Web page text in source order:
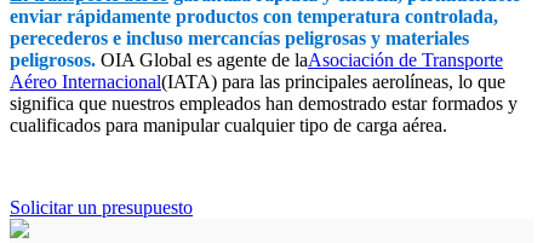
enviar rápidamente productos con temperatura controlada,
perecederos e incluso mercancías peligrosas y materiales
peligrosos. OIA Global es agente de laAsociación de Transporte
Aéreo Internacional(IATA) para las principales aerolíneas, lo que
significa que nuestros empleados han demostrado estar formados y
cualificados para manipular cualquier tipo de carga aérea.
Solicitar un presupuesto